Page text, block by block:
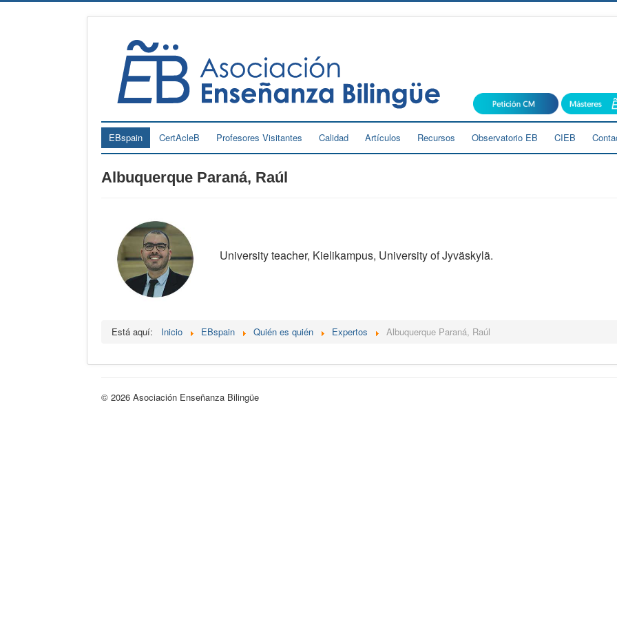
EBspain CertAcleB Profesores Visitantes Calidad Artículos Recursos Observatorio EB CIEB
Albuquerque Paraná, Raúl
University teacher, Kielikampus, University of Jyväskylä.
Está aquí: Inicio EBspain Quién es quién Expertos Albuquerque Paraná, Raúl
© 2026 Asociación Enseñanza Bilingüe